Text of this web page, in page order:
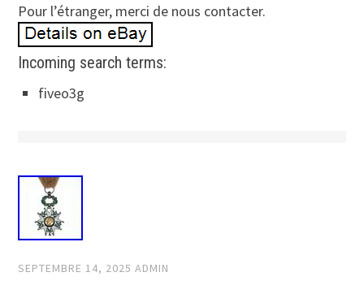
Pour l’étranger, merci de nous contacter.
Incoming search terms:
fiveo3g
SEPTEMBRE 14, 2025 ADMIN